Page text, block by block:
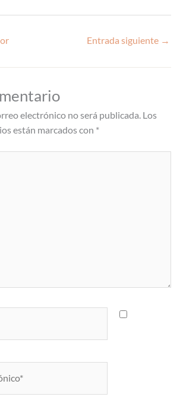
Entrada siguiente →
electrónico no será publicada. Los
están marcados con *